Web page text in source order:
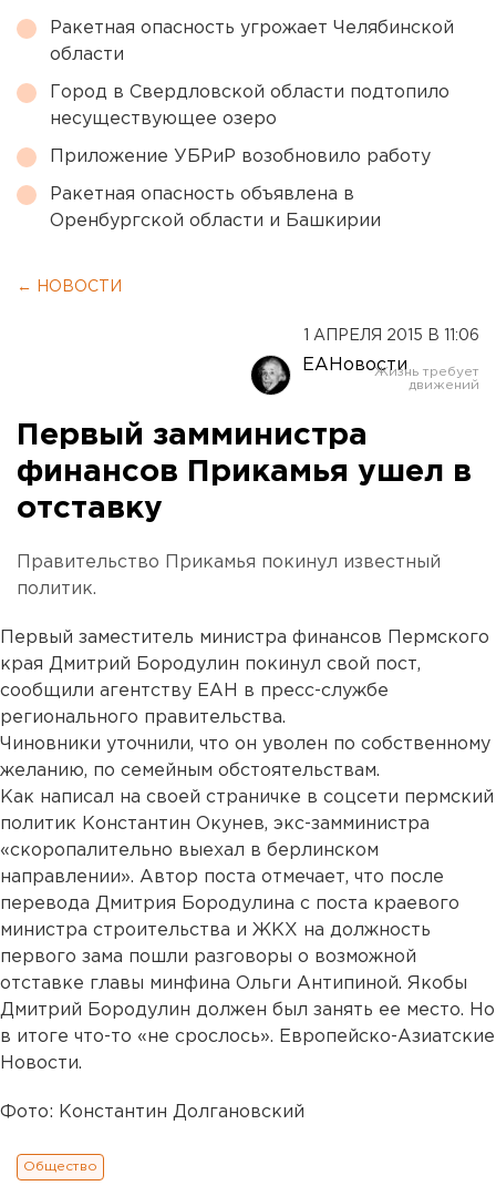
Ракетная опасность угрожает Челябинской
области
Город в Свердловской области подтопило
несуществующее озеро
Приложение УБРиР возобновило работу
Ракетная опасность объявлена в
Оренбургской области и Башкирии
← НОВОСТИ
1 АПРЕЛЯ 2015 В 11:06
ЕАНовости
Первый замминистра
финансов Прикамья ушел в
отставку
Правительство Прикамья покинул известный
политик.
Первый заместитель министра финансов Пермского
края Дмитрий Бородулин покинул свой пост,
сообщили агентству ЕАН в пресс-службе
регионального правительства.
Чиновники уточнили, что он уволен по собственному
желанию, по семейным обстоятельствам.
Как написал на своей страничке в соцсети пермский
политик Константин Окунев, экс-замминистра
«скоропалительно выехал в берлинском
направлении». Автор поста отмечает, что после
перевода Дмитрия Бородулина с поста краевого
министра строительства и ЖКХ на должность
первого зама пошли разговоры о возможной
отставке главы минфина Ольги Антипиной. Якобы
Дмитрий Бородулин должен был занять ее место. Но
в итоге что-то «не срослось». Европейско-Азиатские
Новости.
Фото: Константин Долгановский
Общество